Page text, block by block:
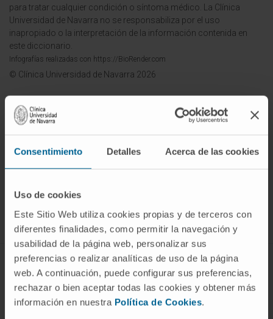
Consentimiento Detalles Acerca de las cookies
Uso de cookies
Este Sitio Web utiliza cookies propias y de terceros con
diferentes finalidades, como permitir la navegación y
usabilidad de la página web, personalizar sus
preferencias o realizar analíticas de uso de la página
web. A continuación, puede configurar sus preferencias,
rechazar o bien aceptar todas las cookies y obtener más
información en nuestra Política de Cookies.
para tratar cualquier condición o síntoma médico. La Clínica
Universidad de Navarra no se responsabiliza por el uso
inapropiado o la interpretación de la información contenida en
este diccionario.
Infografías realizadas con https://BioRender.com
© Clínica Universidad de Navarra 2026
Síguenos
ENFERMEDADES Y TRATAMIENTOS
Enfermedades